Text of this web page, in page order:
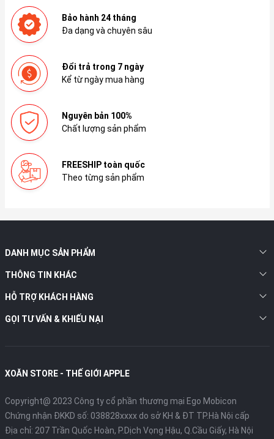
Bảo hành 24 tháng
Đa dạng và chuyên sâu
Đổi trả trong 7 ngày
Kể từ ngày mua hàng
Nguyên bản 100%
Chất lượng sản phẩm
FREESHIP toàn quốc
Theo từng sản phẩm
DANH MỤC SẢN PHẨM
THÔNG TIN KHÁC
HỖ TRỢ KHÁCH HÀNG
GỌI TƯ VẤN & KHIẾU NẠI
XOĂN STORE - THẾ GIỚI APPLE
Copyright@ 2023 Công ty cổ phần thương mại Ego Mobicon
Chứng nhận ĐKKD số: 038828xxxx do sở KH & ĐT TP.Hà Nội cấp
Địa chỉ: 207 Trần Quốc Hoàn, P.Dịch Vọng Hậu, Q.Cầu Giấy, Hà Nội